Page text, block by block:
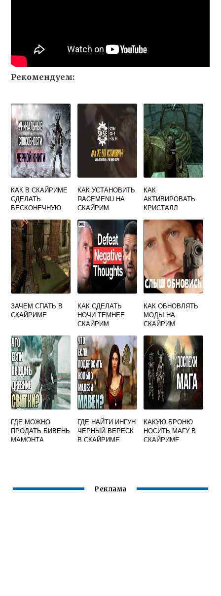
Рекомендуем:
КАК В СКАЙРИМЕ
СДЕЛАТЬ
БЕСКОНЕЧНУЮ
КАК УСТАНОВИТЬ
RACEMENU НА
СКАЙРИМ
EDITION
КАК
АКТИВИРОВАТЬ
КРИСТАЛЛ
ЗАЧЕМ СПАТЬ В
СКАЙРИМЕ
КАК СДЕЛАТЬ
НОЧИ ТЕМНЕЕ
СКАЙРИМ
КАК ОБНОВЛЯТЬ
МОДЫ НА
СКАЙРИМ
ГДЕ МОЖНО
ПРОДАТЬ БИВЕНЬ
МАМОНТА
ГДЕ НАЙТИ ИНГУН
ЧЕРНЫЙ ВЕРЕСК
В СКАЙРИМЕ
КАКУЮ БРОНЮ
НОСИТЬ МАГУ В
СКАЙРИМЕ
Реклама